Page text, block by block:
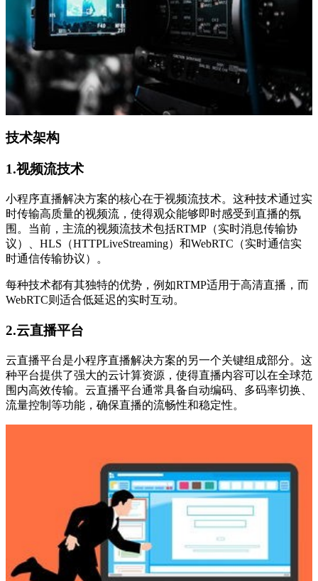
技术架构
1.视频流技术
小程序直播解决方案的核心在于视频流技术。这种技术通过实
时传输高质量的视频流，使得观众能够即时感受到直播的氛
围。当前，主流的视频流技术包括RTMP（实时消息传输协
议）、HLS（HTTPLiveStreaming）和WebRTC（实时通信实
时通信传输协议）。
每种技术都有其独特的优势，例如RTMP适用于高清直播，而
WebRTC则适合低延迟的实时互动。
2.云直播平台
云直播平台是小程序直播解决方案的另一个关键组成部分。这
种平台提供了强大的云计算资源，使得直播内容可以在全球范
围内高效传输。云直播平台通常具备自动编码、多码率切换、
流量控制等功能，确保直播的流畅性和稳定性。